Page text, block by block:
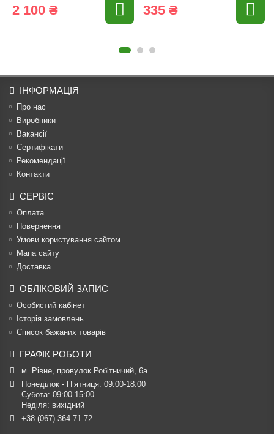
2 100 ₴ 335 ₴
ІНФОРМАЦІЯ
Про нас
Виробники
Вакансії
Сертифікати
Рекомендації
Контакти
СЕРВІС
Оплата
Повернення
Умови користування сайтом
Мапа сайту
Доставка
ОБЛІКОВИЙ ЗАПИС
Особистий кабінет
Історія замовлень
Список бажаних товарів
ГРАФІК РОБОТИ
м. Рівне, провулок Робітничий, 6а
Понеділок - П’ятниця: 09:00-18:00
Субота: 09:00-15:00
Неділя: вихідний
+38 (067) 364 71 72